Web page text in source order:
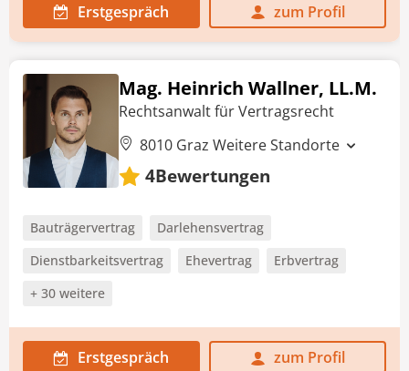
Erstgespräch zum Profil
Mag. Heinrich Wallner, LL.M.
Rechtsanwalt für Vertragsrecht
8010 Graz Weitere Standorte
4Bewertungen
Bauträgervertrag
Darlehensvertrag
Dienstbarkeitsvertrag
Ehevertrag
Erbvertrag
+ 30 weitere
Erstgespräch zum Profil